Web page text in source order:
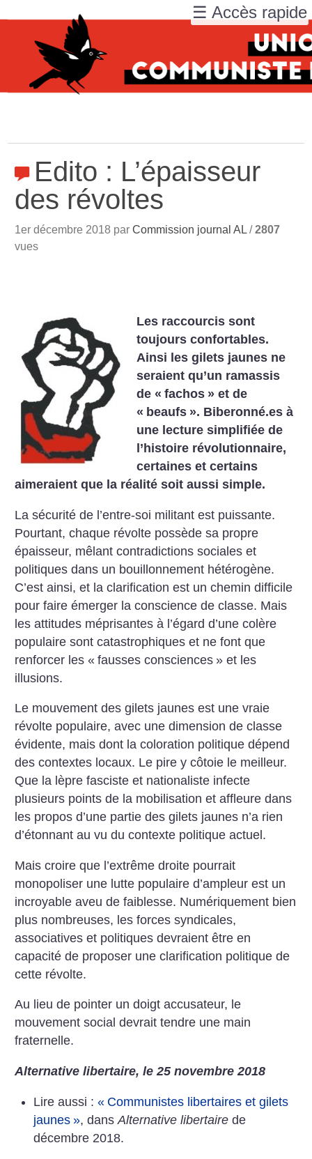
Edito : L’épaisseur
des révoltes
1er décembre 2018 parCommission journal AL /2807
vues
Les raccourcis sont
toujours confortables.
Ainsi les gilets jaunes ne
seraient qu’un ramassis
de « fachos » et de
« beaufs ». Biberonné.es à
une lecture simplifiée de
l’histoire révolutionnaire,
certaines et certains
aimeraient que la réalité soit aussi simple.
La sécurité de l’entre-soi militant est puissante.
Pourtant, chaque révolte possède sa propre
épaisseur, mêlant contradictions sociales et
politiques dans un bouillonnement hétérogène.
C’est ainsi, et la clarification est un chemin difficile
pour faire émerger la conscience de classe. Mais
les attitudes méprisantes à l’égard d’une colère
populaire sont catastrophiques et ne font que
renforcer les « fausses consciences » et les
illusions.
Le mouvement des gilets jaunes est une vraie
révolte populaire, avec une dimension de classe
évidente, mais dont la coloration politique dépend
des contextes locaux. Le pire y côtoie le meilleur.
Que la lèpre fasciste et nationaliste infecte
plusieurs points de la mobilisation et affleure dans
les propos d’une partie des gilets jaunes n’a rien
d’étonnant au vu du contexte politique actuel.
Mais croire que l’extrême droite pourrait
monopoliser une lutte populaire d’ampleur est un
incroyable aveu de faiblesse. Numériquement bien
plus nombreuses, les forces syndicales,
associatives et politiques devraient être en
capacité de proposer une clarification politique de
cette révolte.
Au lieu de pointer un doigt accusateur, le
mouvement social devrait tendre une main
fraternelle.
Alternative libertaire, le 25 novembre 2018
Lire aussi : « Communistes libertaires et gilets
jaunes », dans Alternative libertairede
décembre 2018.
☰ Accès rapide